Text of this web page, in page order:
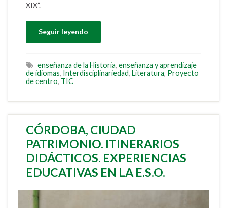
XIX”.
Seguir leyendo
enseñanza de la Historia, enseñanza y aprendizaje
de idiomas, Interdisciplinariedad, Literatura, Proyecto
de centro, TIC
CÓRDOBA, CIUDAD
PATRIMONIO. ITINERARIOS
DIDÁCTICOS. EXPERIENCIAS
EDUCATIVAS EN LA E.S.O.